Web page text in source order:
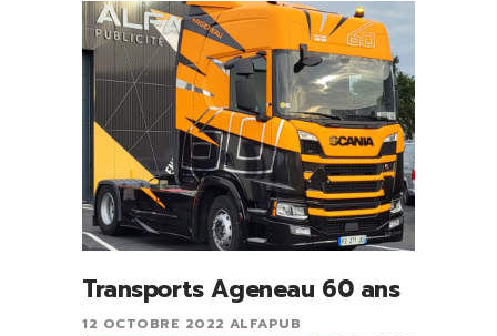
Transports Ageneau 60 ans
12 OCTOBRE 2022 ALFAPUB